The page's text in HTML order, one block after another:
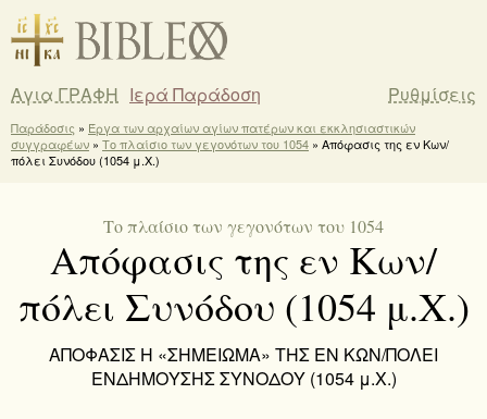
Αγια ΓΡΑΦΗ Ιερά Παράδοση Ρυθμίσεις
Παράδοσις » Έργα των αρχαίων αγίων πατέρων και εκκλησιαστικών
συγγραφέων » Το πλαίσιο των γεγονότων του 1054 » Απόφασις της εν Κων/
πόλει Συνόδου (1054 μ.Χ.)
Το πλαίσιο των γεγονότων του 1054
Απόφασις της εν Κων/
πόλει Συνόδου (1054 μ.Χ.)
ΑΠΟΦΑΣΙΣ Η «ΣΗΜΕΙΩΜΑ» ΤΗΣ ΕΝ ΚΩΝ/ΠΟΛΕΙ
ΕΝΔΗΜΟΥΣΗΣ ΣΥΝΟΔΟΥ (1054 μ.Χ.)